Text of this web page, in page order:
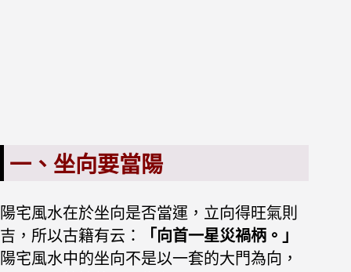
一、坐向要當陽
陽宅風水在於坐向是否當運，立向得旺氣則
吉，所以古籍有云：
「向首一星災禍柄。」
陽宅風水中的坐向不是以一套的大門為向，